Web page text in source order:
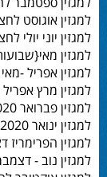
למגזין אוגוסט
למגזין יוני יולי
למגזין
למגזין אפריל -
למגזין מרץ
למגזין פברואר 2020 לחצו כאן
למגזין ינואר 2020 לחצו כאן
למגזין הפרימריז
למגזין נוב -